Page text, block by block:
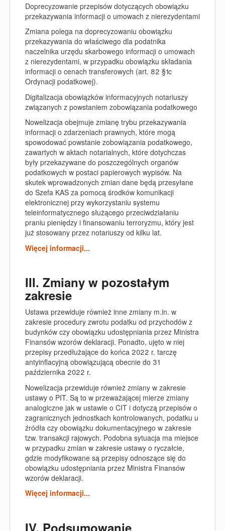
Doprecyzowanie przepisów dotyczących obowiązku
przekazywania informacji o umowach z nierezydentami
Zmiana polega na doprecyzowaniu obowiązku
przekazywania do właściwego dla podatnika
naczelnika urzędu skarbowego informacji o umowach
z nierezydentami, w przypadku obowiązku składania
informacji o cenach transferowych (art. 82 §1c
Ordynacji podatkowej).
Digitalizacja obowiązków informacyjnych notariuszy
związanych z powstaniem zobowiązania podatkowego
Nowelizacja obejmuje zmianę trybu przekazywania
informacji o zdarzeniach prawnych, które mogą
spowodować powstanie zobowiązania podatkowego,
zawartych w aktach notarialnych, które dotychczas
były przekazywane do poszczególnych organów
podatkowych w postaci papierowych wypisów. Na
skutek wprowadzonych zmian dane będą przesyłane
do Szefa KAS za pomocą środków komunikacji
elektronicznej przy wykorzystaniu systemu
teleinformatycznego służącego przeciwdziałaniu
praniu pieniędzy i finansowaniu terroryzmu, który jest
już stosowany przez notariuszy od kilku lat.
Więcej informacji...
III. Zmiany w pozostałym
zakresie
Ustawa przewiduje również inne zmiany m.in. w
zakresie procedury zwrotu podatku od przychodów z
budynków czy obowiązku udostępniania przez Ministra
Finansów wzorów deklaracji. Ponadto, ujęto w niej
przepisy przedłużające do końca 2022 r. tarczę
antyinflacyjną obowiązującą obecnie do 31
października 2022 r.
Nowelizacja przewiduje również zmiany w zakresie
ustawy o PIT. Są to w przeważającej mierze zmiany
analogiczne jak w ustawie o CIT i dotyczą przepisów o
zagranicznych jednostkach kontrolowanych, podatku u
źródła czy obowiązku dokumentacyjnego w zakresie
tzw. transakcji rajowych. Podobna sytuacja ma miejsce
w przypadku zmian w zakresie ustawy o ryczałcie,
gdzie modyfikowane są przepisy odnoszące się do
obowiązku udostępniania przez Ministra Finansów
wzorów deklaracji.
Więcej informacji...
IV. Podsumowanie